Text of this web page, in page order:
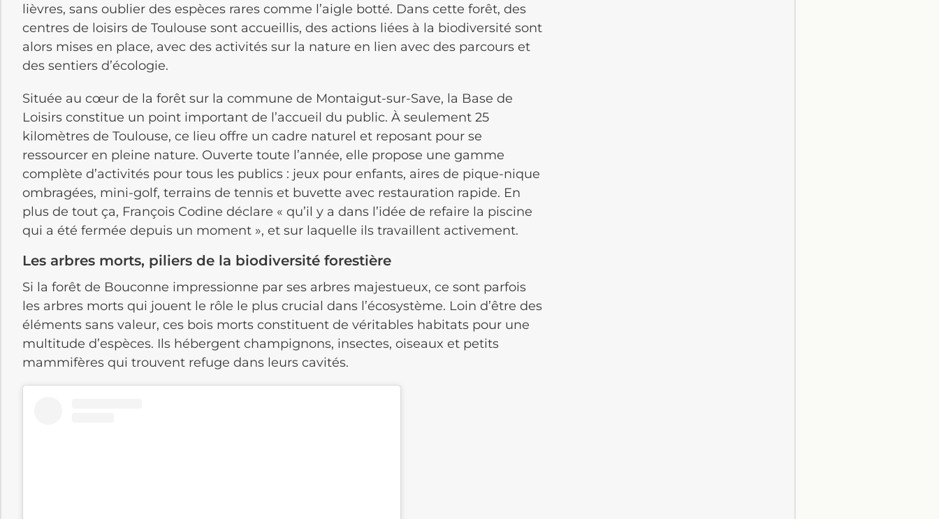
lièvres, sans oublier des espèces rares comme l’aigle botté. Dans cette forêt, des
centres de loisirs de Toulouse sont accueillis, des actions liées à la biodiversité sont
alors mises en place, avec des activités sur la nature en lien avec des parcours et
des sentiers d’écologie.
Située au cœur de la forêt sur la commune de Montaigut-sur-Save, la Base de
Loisirs constitue un point important de l’accueil du public. À seulement 25
kilomètres de Toulouse, ce lieu offre un cadre naturel et reposant pour se
ressourcer en pleine nature. Ouverte toute l’année, elle propose une gamme
complète d’activités pour tous les publics : jeux pour enfants, aires de pique-nique
ombragées, mini-golf, terrains de tennis et buvette avec restauration rapide. En
plus de tout ça, François Codine déclare « qu’il y a dans l’idée de refaire la piscine
qui a été fermée depuis un moment », et sur laquelle ils travaillent activement.
Les arbres morts, piliers de la biodiversité forestière
Si la forêt de Bouconne impressionne par ses arbres majestueux, ce sont parfois
les arbres morts qui jouent le rôle le plus crucial dans l’écosystème. Loin d’être des
éléments sans valeur, ces bois morts constituent de véritables habitats pour une
multitude d’espèces. Ils hébergent champignons, insectes, oiseaux et petits
mammifères qui trouvent refuge dans leurs cavités.